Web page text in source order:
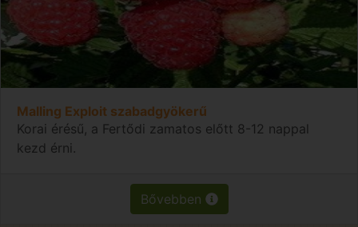
Malling Exploit szabadgyökerű
Korai érésű, a Fertődi zamatos előtt 8-12 nappal
kezd érni.
Bővebben